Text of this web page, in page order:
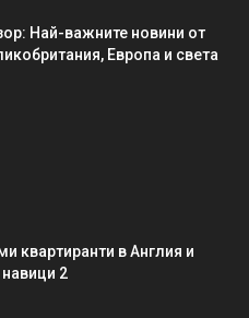
Най-важните новини от
Европа и света
квартиранти в Англия и
2